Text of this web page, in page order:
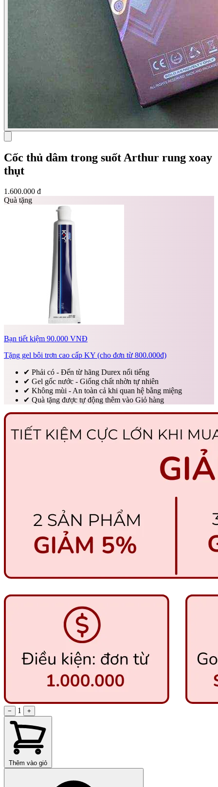
Cốc thủ dâm trong suốt Arthur rung xoay
thụt
1.600.000 đ
Quà tặng
Bạn tiết kiệm 90.000 VNĐ
Tặng gel bôi trơn cao cấp KY (cho đơn từ 800.000đ)
✔ Phải có - Đến từ hãng Durex nổi tiếng
✔ Gel gốc nước - Giống chất nhờn tự nhiên
✔ Không mùi - An toàn cả khi quan hệ bằng miệng
✔ Quà tặng được tự động thêm vào Giỏ hàng
− 1 +
Thêm vào giỏ